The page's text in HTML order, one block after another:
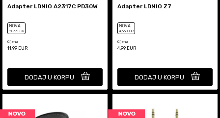
Adapter LDNIO A2317C PD30W
NOVA
11,99 EUR
Cijena
11,99 EUR
DODAJ U KORPU
Adapter LDNIO Z7
NOVA
4,99 EUR
Cijena
4,99 EUR
DODAJ U KORPU